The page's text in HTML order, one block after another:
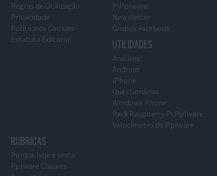
Regras de Utilização
Privacidade
Política de Cookies
Estatuto Editorial
PiPplware
Newsletter
Grupos Facebook
UTILIDADES
Análises
Android
iPhone
Questionários
Windows Phone
Pack Raspberry Pi Pplware
Velocímetro do Pplware
RUBRICAS
Porque hoje é sexta
Pplware Classics…